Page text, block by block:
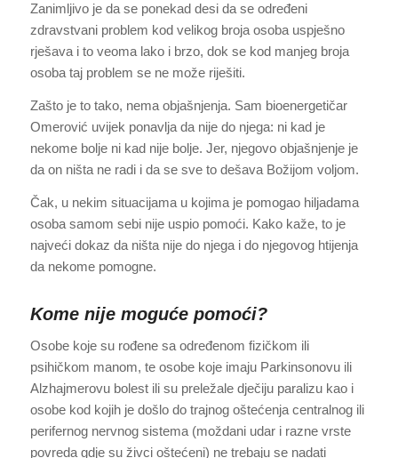
Zanimljivo je da se ponekad desi da se određeni
zdravstvani problem kod velikog broja osoba uspješno
rješava i to veoma lako i brzo, dok se kod manjeg broja
osoba taj problem se ne može riješiti.
Zašto je to tako, nema objašnjenja. Sam bioenergetičar
Omerović uvijek ponavlja da nije do njega: ni kad je
nekome bolje ni kad nije bolje. Jer, njegovo objašnjenje je
da on ništa ne radi i da se sve to dešava Božijom voljom.
Čak, u nekim situacijama u kojima je pomogao hiljadama
osoba samom sebi nije uspio pomoći. Kako kaže, to je
najveći dokaz da ništa nije do njega i do njegovog htijenja
da nekome pomogne.
Kome nije moguće pomoći?
Osobe koje su rođene sa određenom fizičkom ili
psihičkom manom, te osobe koje imaju Parkinsonovu ili
Alzhajmerovu bolest ili su preležale dječiju paralizu kao i
osobe kod kojih je došlo do trajnog oštećenja centralnog ili
perifernog nervnog sistema (moždani udar i razne vrste
povreda gdje su živci oštećeni) ne trebaju se nadati